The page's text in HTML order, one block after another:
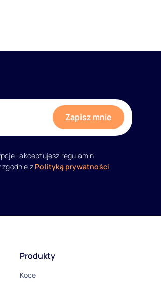
i akceptujesz regulamin
z Polityką prywatności.
Produkty
Koce